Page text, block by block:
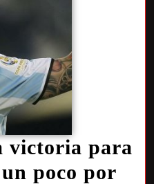
victoria para
poco por